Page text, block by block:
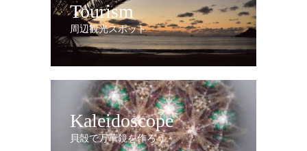
Tourism
周辺観光スポット
Kaleidoscope
貝殻で万華鏡を作ろう